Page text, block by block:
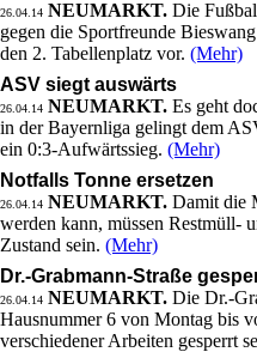
26.04.14 NEUMARKT. Die
gegen die Sportfreunde
den 2. Tabellenplatz vor. (Mehr)
ASV siegt auswärts
26.04.14 NEUMARKT. Es geht
in der Bayernliga gelingt dem
ein 0:3-Aufwärtssieg. (Mehr)
Notfalls Tonne ersetzen
26.04.14 NEUMARKT. Damit die
werden kann, müssen Restmüll-
Zustand sein. (Mehr)
Dr.-Grabmann-Straße
26.04.14 NEUMARKT. Die Dr.-
Hausnummer 6 von Montag bis
verschiedener Arbeiten gesperrt